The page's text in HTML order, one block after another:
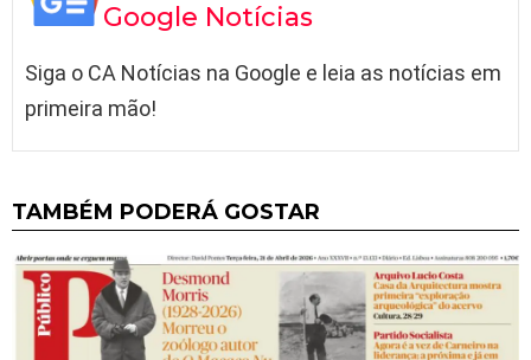
Google Notícias
Siga o CA Notícias na Google e leia as notícias em
primeira mão!
TAMBÉM PODERÁ GOSTAR